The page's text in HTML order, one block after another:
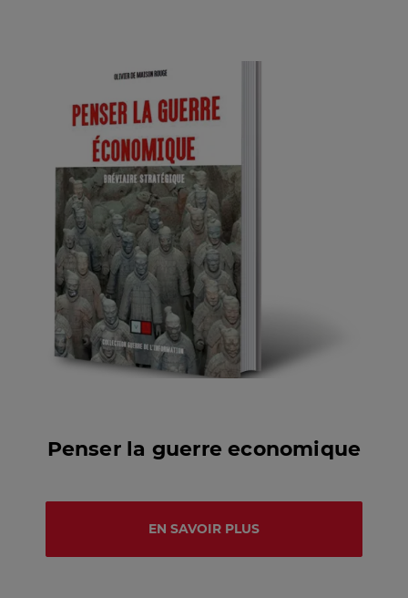
Penser la guerre economique
EN SAVOIR PLUS